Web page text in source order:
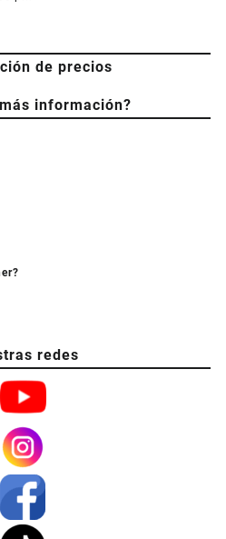
de precios
información?
redes